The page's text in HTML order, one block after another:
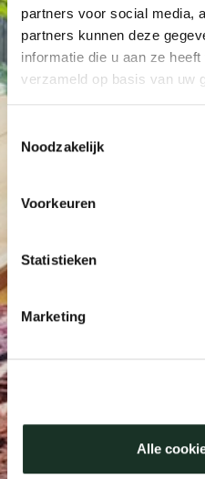
partners voor social media,
partners kunnen deze
informatie die u aan ze
verzameld op basis van uw
Noodzakelijk
Voorkeuren
Statistieken
Marketing
Alle